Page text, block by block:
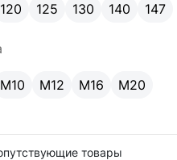
120 125 130 140 147
М10 М12 М16 М20
товары